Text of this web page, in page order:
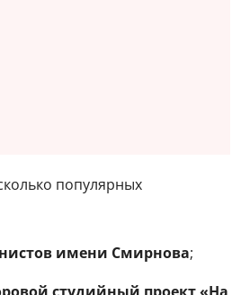
популярных
имени Смирнова;